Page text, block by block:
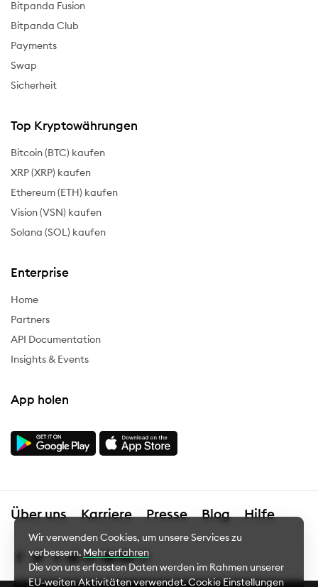
Bitpanda Fusion
Bitpanda Club
Payments
Swap
Sicherheit
Top Kryptowährungen
Bitcoin (BTC) kaufen
XRP (XRP) kaufen
Ethereum (ETH) kaufen
Vision (VSN) kaufen
Solana (SOL) kaufen
Enterprise
Home
Partners
API Documentation
Insights & Events
App holen
Über uns Karriere Presse Blog Hilfe
Wir verwenden Cookies, um unsere Services zu
verbessern. Mehr erfahren
Die von uns erfassten Daten werden im Rahmen unserer
EU-weiten Aktivitäten verwendet.Cookie Einstellungen